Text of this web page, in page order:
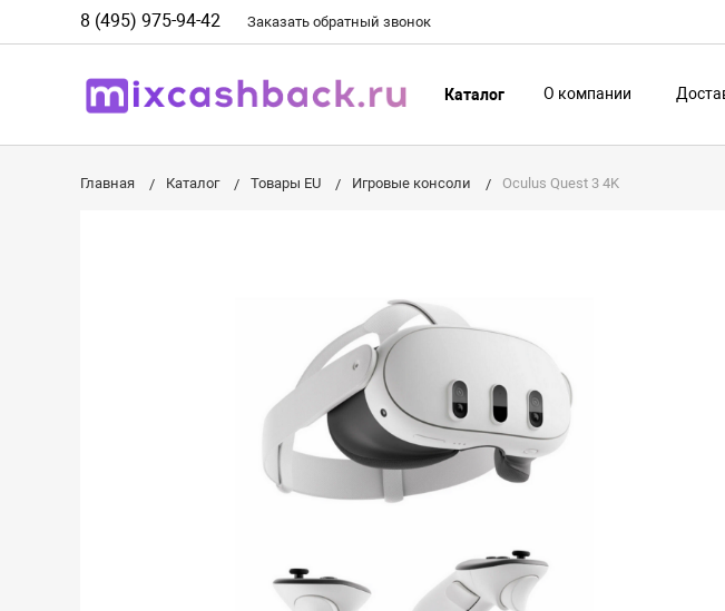
8 (495) 975-94-42 Заказать обратный звонок
Каталог О компании
Главная Каталог Товары EU Игровые консоли Oculus Quest 3 4K